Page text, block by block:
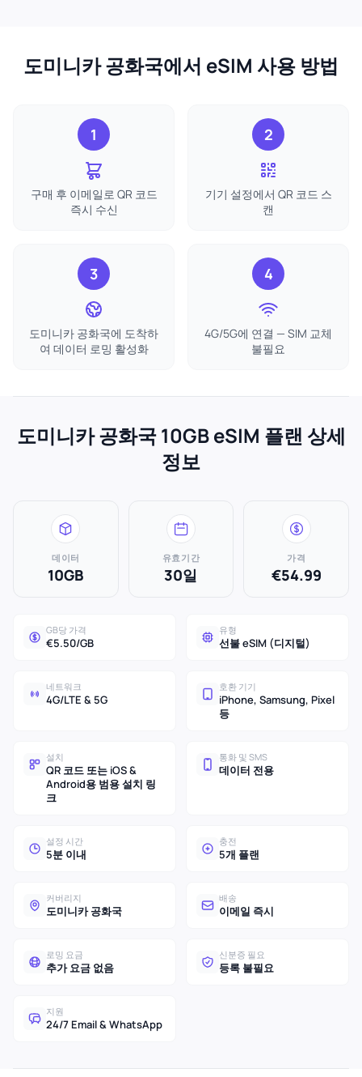
도미니카 공화국에서 eSIM 사용 방법
1
구매 후 이메일로 QR 코드
즉시 수신
2
기기 설정에서 QR 코드 스
캔
3
도미니카 공화국에 도착하
여 데이터 로밍 활성화
4
4G/5G에 연결 — SIM 교체
불필요
도미니카 공화국 10GB eSIM 플랜 상세
정보
데이터
10GB
유효기간
30일
가격
€54.99
GB당 가격
€5.50/GB
유형
선불 eSIM (디지털)
네트워크
4G/LTE & 5G
호환 기기
iPhone, Samsung, Pixel
등
설치
QR 코드 또는 iOS &
Android용 범용 설치 링
크
통화 및 SMS
데이터 전용
설정 시간
5분 이내
충전
5개 플랜
커버리지
도미니카 공화국
배송
이메일 즉시
로밍 요금
추가 요금 없음
신분증 필요
등록 불필요
지원
24/7 Email & WhatsApp